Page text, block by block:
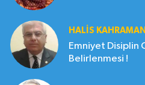
HALIS KAHRAMAN
Emniyet Disiplin
Belirlenmesi !